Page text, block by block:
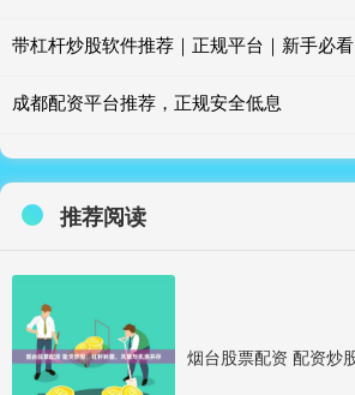
带杠杆炒股软件推荐｜正规平台｜新手必看
成都配资平台推荐，正规安全低息
推荐阅读